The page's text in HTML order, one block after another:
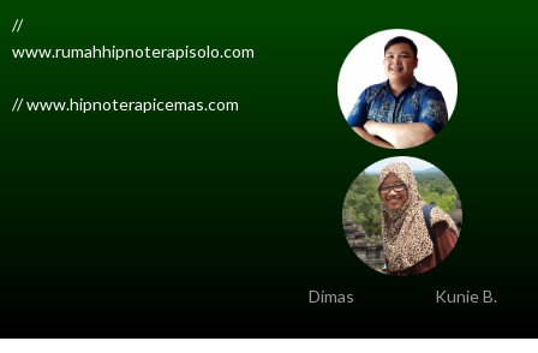
//
www.rumahhipnoterapisolo.com
// www.hipnoterapicemas.com
Dimas Kunie B.